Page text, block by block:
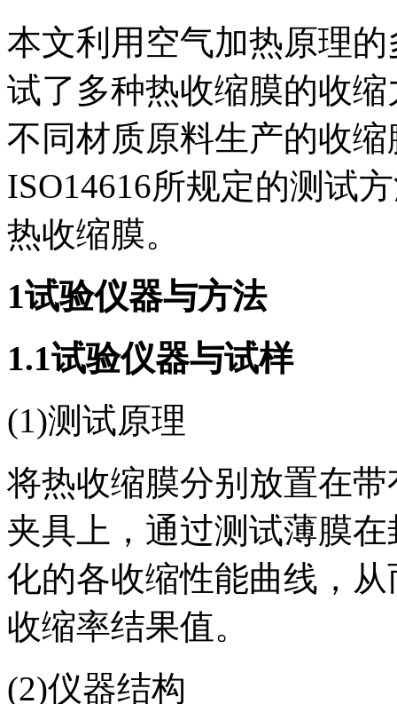
本文利用空气加热原理
试了多种热收缩膜的收
不同材质原料生产的收
ISO14616所规定的测试
热收缩膜。
1试验仪器与方法
1.1试验仪器与试样
(1)测试原理
将热收缩膜分别放置在
夹具上，通过测试薄膜
化的各收缩性能曲线，
收缩率结果值。
(2)仪器结构